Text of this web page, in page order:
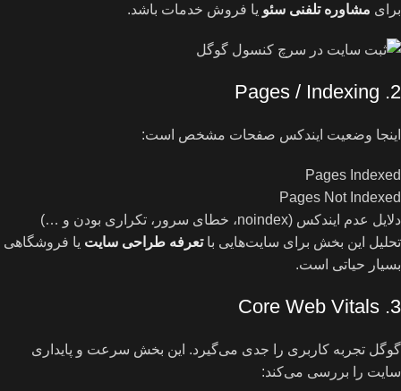
برای مشاوره تلفنی سئو یا فروش خدمات باشد.
2. Pages / Indexing
اینجا وضعیت ایندکس صفحات مشخص است:
Pages Indexed
Pages Not Indexed
دلایل عدم ایندکس (noindex، خطای سرور، تکراری بودن و …)
تحلیل این بخش برای سایت‌هایی باتعرفه طراحی سایت یا فروشگاهی
بسیار حیاتی است.
3. Core Web Vitals
گوگل تجربه کاربری را جدی می‌گیرد. این بخش سرعت و پایداری
سایت را بررسی می‌کند: